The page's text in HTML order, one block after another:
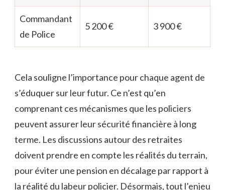
Commandant
de Police
5 200 € 3 900 €
Cela souligne l’importance pour chaque agent de
s’éduquer sur leur futur. Ce n’est qu’en
comprenant ces mécanismes que les policiers
peuvent assurer leur sécurité financière à long
terme. Les discussions autour des retraites
doivent prendre en compte les réalités du terrain,
pour éviter une pension en décalage par rapport à
la réalité du labeur policier. Désormais, tout l’enjeu